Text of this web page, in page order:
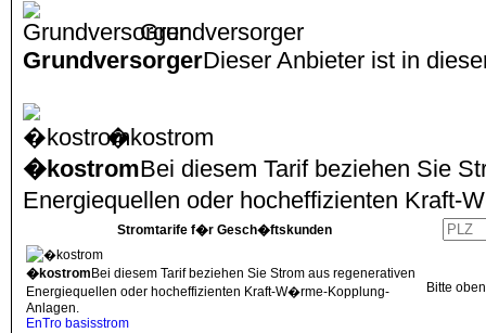
Grundversorger
GrundversorgerDieser Anbieter ist in
�kostrom
�kostromBei diesem Tarif beziehen Sie
Energiequellen oder hocheffizienten Kraft-
Stromtarife f�r Gesch�ftskunden
�kostrom Bei diesem Tarif beziehen Sie Strom aus regenerativen
Energiequellen oder hocheffizienten Kraft-W�rme-Kopplung-
Anlagen.
EnTro basisstrom
Bitte